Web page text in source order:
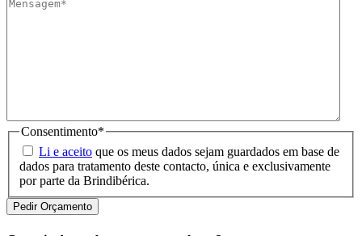
Consentimento*
Li e aceito que os meus dados sejam guardados em base de
dados para tratamento deste contacto, única e exclusivamente
por parte da Brindibérica.